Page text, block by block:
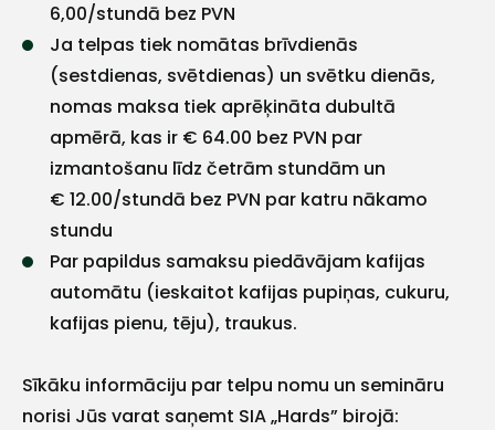
6,00/stundā bez PVN
Ja telpas tiek nomātas brīvdienās
(sestdienas, svētdienas) un svētku dienās,
nomas maksa tiek aprēķināta dubultā
apmērā, kas ir € 64.00 bez PVN par
izmantošanu līdz četrām stundām un
€ 12.00/stundā bez PVN par katru nākamo
stundu
Par papildus samaksu piedāvājam kafijas
automātu (ieskaitot kafijas pupiņas, cukuru,
kafijas pienu, tēju), traukus.
Sīkāku informāciju par telpu nomu un semināru
norisi Jūs varat saņemt SIA „Hards” birojā:
Sazinies
ar
mums!
pēc
iespējas
ātrāk
+